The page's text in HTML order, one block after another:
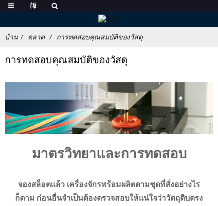
บ้าน ตลาด การทดสอบคุณสมบัติของวัสดุ
การทดสอบคุณสมบัติของวัสดุ
มาตรวิทยาและการทดสอบ
จองสล็อตแล้ว เครื่องจักรพร้อมผลิตตามชุดที่สั่งอย่างไร
ก็ตาม ก่อนอื่นจำเป็นต้องตรวจสอบให้แน่ใจว่าวัตถุดิบตรง